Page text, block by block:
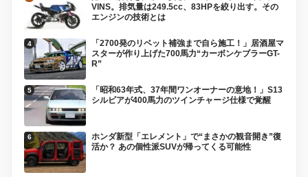
VINS。排気量は249.5cc、83HPを絞り出す。その
エンジンの技術とは
「2700発のリベット補強まで自ら施工！」居酒屋マ
スターが作り上げた700馬力“カーボンケブラーGT-
R”
「昭和63年式、37年間ワンオーナーの意地！」S13
シルビアが400馬力のツインチャージ仕様で覚醒
ホンダ新型「エレメント」で“まさかの観音開き”復
活か？ あの個性派SUVが帰ってくる可能性